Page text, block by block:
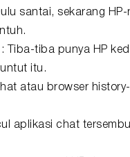
santai, sekarang
Tiba-tiba punya HP
itu.
atau browser
aplikasi chat